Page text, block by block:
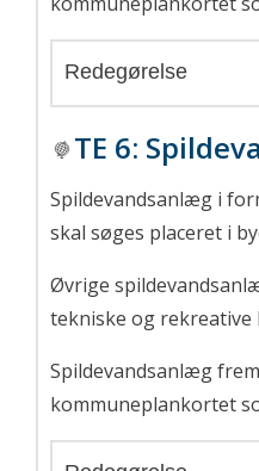
Redegørelse
TE 6:
Spildevandsanlæg i
skal søges placeret i
Øvrige
tekniske og rekreative
Spildevandsanlæg
kommuneplankortet